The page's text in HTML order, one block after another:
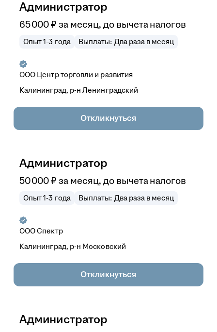
Администратор
65 000₽ за месяц,до вычета налогов
Опыт 1-3 года Выплаты: Два раза в месяц
ООО Центр торговли и развития
Калининград, р-н Ленинградский
Откликнуться
Администратор
50 000₽ за месяц,до вычета налогов
Опыт 1-3 года Выплаты: Два раза в месяц
ОООСпектр
Калининград, р-н Московский
Откликнуться
Администратор